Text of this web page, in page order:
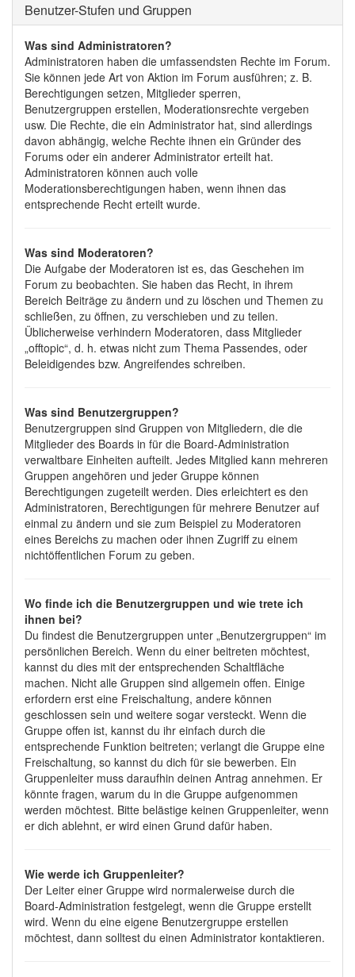
Benutzer-Stufen und Gruppen
Was sind Administratoren?
Administratoren haben die umfassendsten Rechte im Forum.
Sie können jede Art von Aktion im Forum ausführen; z. B.
Berechtigungen setzen, Mitglieder sperren,
Benutzergruppen erstellen, Moderationsrechte vergeben
usw. Die Rechte, die ein Administrator hat, sind allerdings
davon abhängig, welche Rechte ihnen ein Gründer des
Forums oder ein anderer Administrator erteilt hat.
Administratoren können auch volle
Moderationsberechtigungen haben, wenn ihnen das
entsprechende Recht erteilt wurde.
Was sind Moderatoren?
Die Aufgabe der Moderatoren ist es, das Geschehen im
Forum zu beobachten. Sie haben das Recht, in ihrem
Bereich Beiträge zu ändern und zu löschen und Themen zu
schließen, zu öffnen, zu verschieben und zu teilen.
Üblicherweise verhindern Moderatoren, dass Mitglieder
„offtopic“, d. h. etwas nicht zum Thema Passendes, oder
Beleidigendes bzw. Angreifendes schreiben.
Was sind Benutzergruppen?
Benutzergruppen sind Gruppen von Mitgliedern, die die
Mitglieder des Boards in für die Board-Administration
verwaltbare Einheiten aufteilt. Jedes Mitglied kann mehreren
Gruppen angehören und jeder Gruppe können
Berechtigungen zugeteilt werden. Dies erleichtert es den
Administratoren, Berechtigungen für mehrere Benutzer auf
einmal zu ändern und sie zum Beispiel zu Moderatoren
eines Bereichs zu machen oder ihnen Zugriff zu einem
nichtöffentlichen Forum zu geben.
Wo finde ich die Benutzergruppen und wie trete ich
ihnen bei?
Du findest die Benutzergruppen unter „Benutzergruppen“ im
persönlichen Bereich. Wenn du einer beitreten möchtest,
kannst du dies mit der entsprechenden Schaltfläche
machen. Nicht alle Gruppen sind allgemein offen. Einige
erfordern erst eine Freischaltung, andere können
geschlossen sein und weitere sogar versteckt. Wenn die
Gruppe offen ist, kannst du ihr einfach durch die
entsprechende Funktion beitreten; verlangt die Gruppe eine
Freischaltung, so kannst du dich für sie bewerben. Ein
Gruppenleiter muss daraufhin deinen Antrag annehmen. Er
könnte fragen, warum du in die Gruppe aufgenommen
werden möchtest. Bitte belästige keinen Gruppenleiter, wenn
er dich ablehnt, er wird einen Grund dafür haben.
Wie werde ich Gruppenleiter?
Der Leiter einer Gruppe wird normalerweise durch die
Board-Administration festgelegt, wenn die Gruppe erstellt
wird. Wenn du eine eigene Benutzergruppe erstellen
möchtest, dann solltest du einen Administrator kontaktieren.